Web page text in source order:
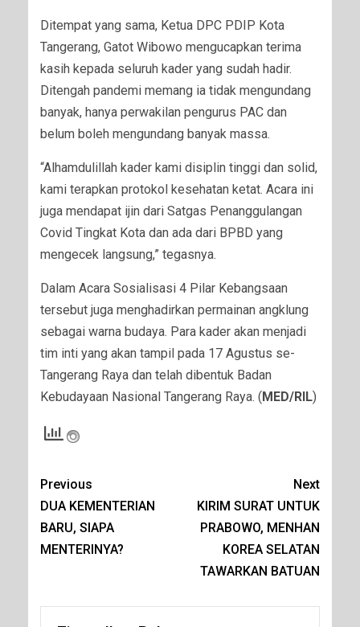
Ditempat yang sama, Ketua DPC PDIP Kota
Tangerang, Gatot Wibowo mengucapkan terima
kasih kepada seluruh kader yang sudah hadir.
Ditengah pandemi memang ia tidak mengundang
banyak, hanya perwakilan pengurus PAC dan
belum boleh mengundang banyak massa.
“Alhamdulillah kader kami disiplin tinggi dan solid,
kami terapkan protokol kesehatan ketat. Acara ini
juga mendapat ijin dari Satgas Penanggulangan
Covid Tingkat Kota dan ada dari BPBD yang
mengecek langsung,” tegasnya.
Dalam Acara Sosialisasi 4 Pilar Kebangsaan
tersebut juga menghadirkan permainan angklung
sebagai warna budaya. Para kader akan menjadi
tim inti yang akan tampil pada 17 Agustus se-
Tangerang Raya dan telah dibentuk Badan
Kebudayaan Nasional Tangerang Raya. ( MED/RIL)
Previous
DUA KEMENTERIAN
BARU, SIAPA
MENTERINYA?
Next
KIRIM SURAT UNTUK
PRABOWO, MENHAN
KOREA SELATAN
TAWARKAN BATUAN